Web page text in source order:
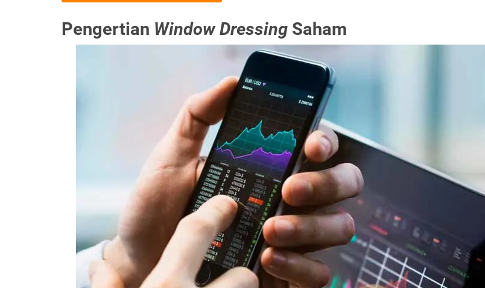
Pengertian Window Dressing Saham